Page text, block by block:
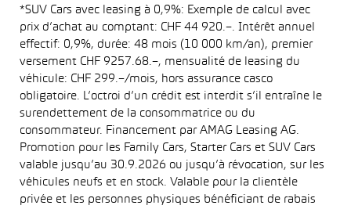
*SUV Cars avec leasing à 0,9%: Exemple de calcul avec
prix d’achat au comptant: CHF 44 920.–. Intérêt annuel
effectif: 0,9%, durée: 48 mois (10 000 km/an), premier
versement CHF 9257.68.–, mensualité de leasing du
véhicule: CHF 299.–/mois, hors assurance casco
obligatoire. L’octroi d’un crédit est interdit s’il entraîne le
surendettement de la consommatrice ou du
consommateur. Financement par AMAG Leasing AG.
Promotion pour les Family Cars, Starter Cars et SUV Cars
valable jusqu’au 30.9.2026 ou jusqu’à révocation, sur les
véhicules neufs et en stock. Valable pour la clientèle
privée et les personnes physiques bénéficiant de rabais